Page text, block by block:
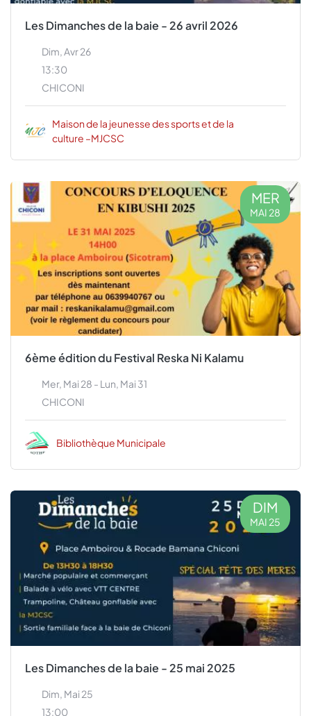
Les Dimanches de la baie - 26 avril 2026
Dim, Avr 26
13:30
CHICONI
Maison de la jeunesse des sports et de la
culture –MJCSC
MER
MAI 28
6ème édition du Festival Reska Ni Kalamu
Mer, Mai 28 - Lun, Mai 31
CHICONI
Bibliothèque Municipale
DIM
MAI 25
Les Dimanches de la baie - 25 mai 2025
Dim, Mai 25
13:00